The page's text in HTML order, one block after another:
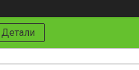
Детали